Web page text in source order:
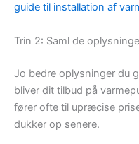
guide til installation af
Trin 2: Saml de
Jo bedre oplysninger du
bliver dit tilbud på
fører ofte til upræcise
dukker op senere.